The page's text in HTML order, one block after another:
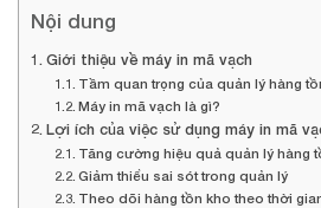
Nội dung
Giới thiệu về máy in mã vạch
Tầm quan trọng của quản lý hàng
Máy in mã vạch là gì?
Lợi ích của việc sử dụng máy in mã
Tăng cường hiệu quả quản lý hàng
Giảm thiểu sai sót trong quản lý
Theo dõi hàng tồn kho theo thời